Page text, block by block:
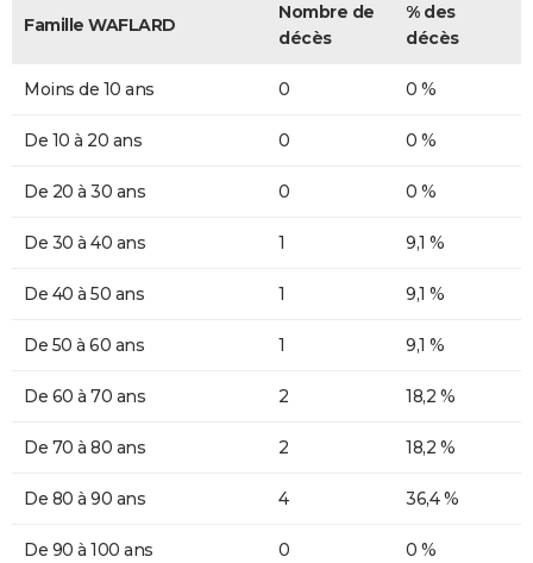
Famille WAFLARD
Nombre de
décès
% des
décès
Moins de 10 ans 0 0 %
De 10 à 20 ans 0 0 %
De 20 à 30 ans 0 0 %
De 30 à 40 ans 1 9,1 %
De 40 à 50 ans 1 9,1 %
De 50 à 60 ans 1 9,1 %
De 60 à 70 ans 2 18,2 %
De 70 à 80 ans 2 18,2 %
De 80 à 90 ans 4 36,4 %
De 90 à 100 ans 0 0 %